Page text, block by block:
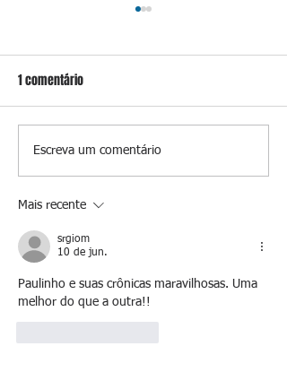
Prevenir é melhor
1 comentário
Escreva um comentário
Mais recente
srgiom
10 de jun.
Paulinho e suas crônicas maravilhosas. Uma
melhor do que a outra!!